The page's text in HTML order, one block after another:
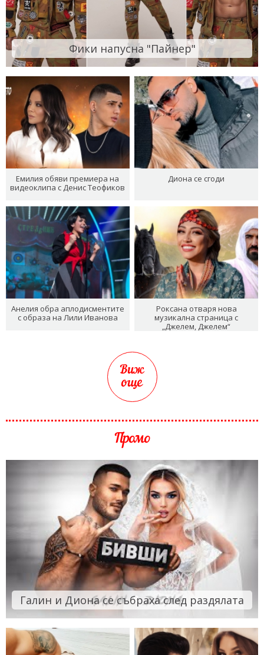
Фики напусна "Пайнер"
Емилия обяви премиера на
видеоклипа с Денис Теофиков
Диона се сгоди
Анелия обра аплодисментите
с образа на Лили Иванова
Роксана отваря нова
музикална страница с
„Джелем, Джелем“
Виж
още
Промо
Галин и Диона се събраха след раздялата